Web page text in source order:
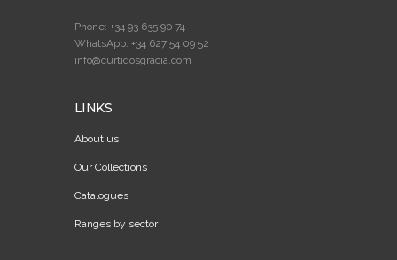
Phone: +34 93 635 90 74
WhatsApp: +34 627 54 09 52
info@curtidosgracia.com
LINKS
About us
Our Collections
Catalogues
Ranges by sector